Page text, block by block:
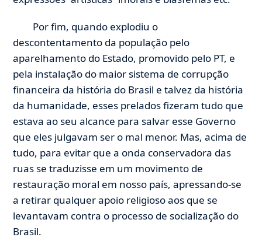
Por fim, quando explodiu o
descontentamento da população pelo
aparelhamento do Estado, promovido pelo PT, e
pela instalação do maior sistema de corrupção
financeira da história do Brasil e talvez da história
da humanidade, esses prelados fizeram tudo que
estava ao seu alcance para salvar esse Governo
que eles julgavam ser o mal menor. Mas, acima de
tudo, para evitar que a onda conservadora das
ruas se traduzisse em um movimento de
restauração moral em nosso país, apressando-se
a retirar qualquer apoio religioso aos que se
levantavam contra o processo de socialização do
Brasil.